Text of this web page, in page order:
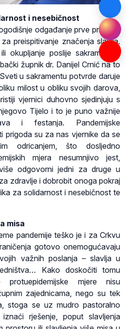
i nesebičnost
odgađanje prve pričesti i
preispitivanje značenja slavlja.
okupljanje poslije sakramenta?
župnik dr. Danijel Crnić na to
u sakramentu potvrde daruje
milost u obliku svojih darova,
vjernici duhovno sjedinjuju s
Tijelo i to je puno važnije
i festanja. Pandemijske
prigoda su za nas vjernike da se
odricanjem, što dosljedno
mjera nesumnjivo jest,
odgovorni jedni za druge u
zdravlje i dobrobit onoga pokraj
za solidarnost i nesebičnost te
misa
pandemije teško je i za Crkvu
gotovo onemogućavaju
važnih poslanja – slavlja u
Kako doskočiti tomu
protuepidemijske mjere nisu
zajednicama, nego su tek
stoga se uz mudro pastoralno
rješenje, poput slavljenja